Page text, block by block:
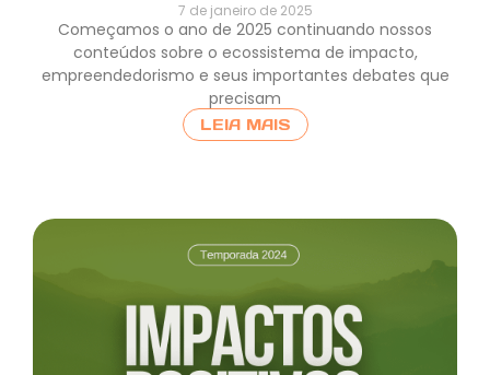
7 de janeiro de 2025
Começamos o ano de 2025 continuando nossos
conteúdos sobre o ecossistema de impacto,
empreendedorismo e seus importantes debates que
precisam
LEIA MAIS